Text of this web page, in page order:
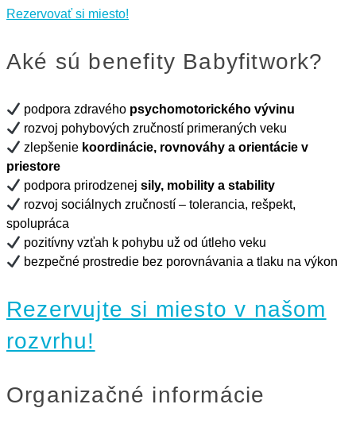
Rezervovať si miesto!
Aké sú benefity Babyfitwork?
podpora zdravého psychomotorického vývinu
rozvoj pohybových zručností primeraných veku
zlepšenie koordinácie, rovnováhy a orientácie v
priestore
podpora prirodzenejsily, mobility a stability
rozvoj sociálnych zručností – tolerancia, rešpekt,
spolupráca
pozitívny vzťah k pohybu už od útleho veku
bezpečné prostredie bez porovnávania a tlaku na výkon
Rezervujte si miesto v našom
rozvrhu!
Organizačné informácie